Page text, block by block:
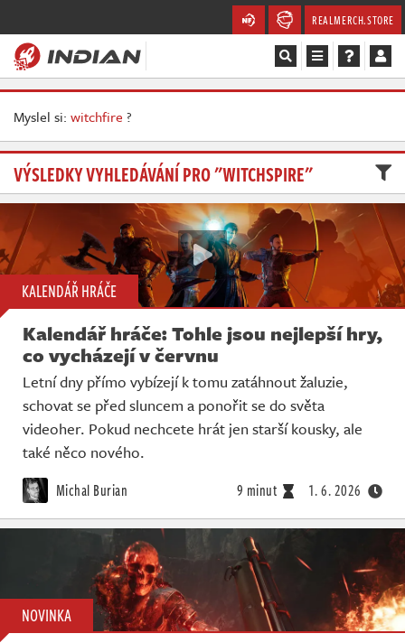
REALMERCH.STORE
Magazín
Recenze
Videa
Soutěže
Databáze
Komunita
Redakce
Živě
Myslel si: witchfire ?
VÝSLEDKY VYHLEDÁVÁNÍ PRO "WITCHSPIRE"
KALENDÁŘ HRÁČE
Kalendář hráče: Tohle jsou nejlepší hry,
co vycházejí v červnu
Letní dny přímo vybízejí k tomu zatáhnout žaluzie,
schovat se před sluncem a ponořit se do světa
videoher. Pokud nechcete hrát jen starší kousky, ale
také něco nového.
Michal Burian 9 minut 1. 6. 2026
NOVINKA